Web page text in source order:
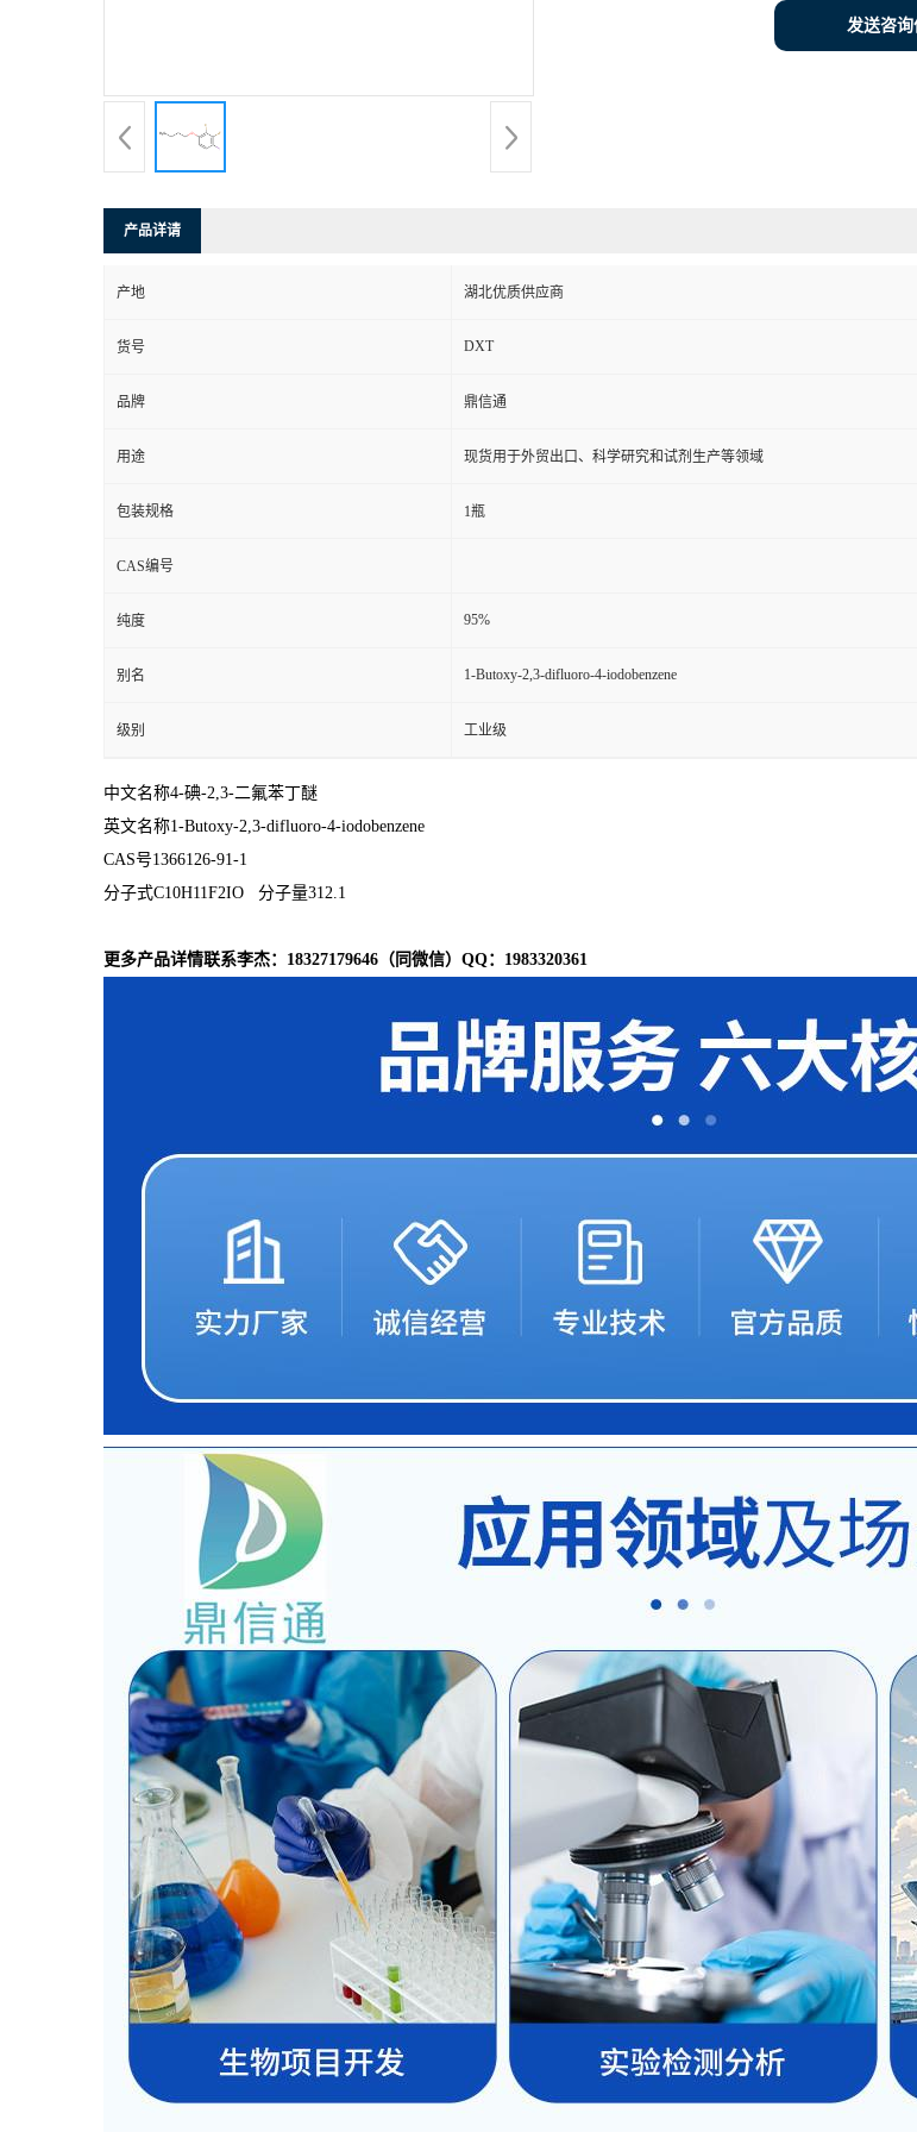
发送咨询
产品详请
产地 湖北优质供应商
货号 DXT
品牌 鼎信通
用途 现货用于外贸出口、科学研究和试剂生产等领域
包装规格 1瓶
CAS编号
纯度 95%
别名 1-Butoxy-2,3-difluoro-4-iodobenzene
级别 工业级
中文名称4-碘-2,3-二氟苯丁醚
英文名称1-Butoxy-2,3-difluoro-4-iodobenzene
CAS号1366126-91-1
分子式C10H11F2IO 分子量312.1
更多产品详情联系李杰：18327179646（同微信）QQ：1983320361